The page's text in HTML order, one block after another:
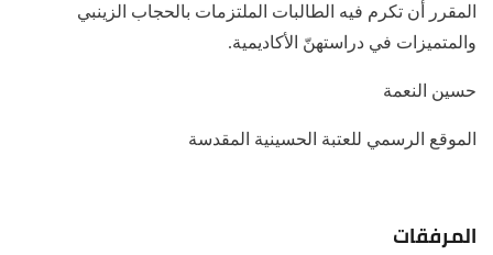
المقرر أن تكرم فيه الطالبات الملتزمات بالحجاب الزينبي
والمتميزات في دراستهنّ الأكاديمية.
حسين النعمة
الموقع الرسمي للعتبة الحسينية المقدسة
المرفقات